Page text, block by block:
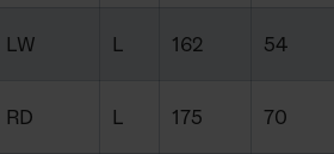
LW L 162 54
RD L 175 70